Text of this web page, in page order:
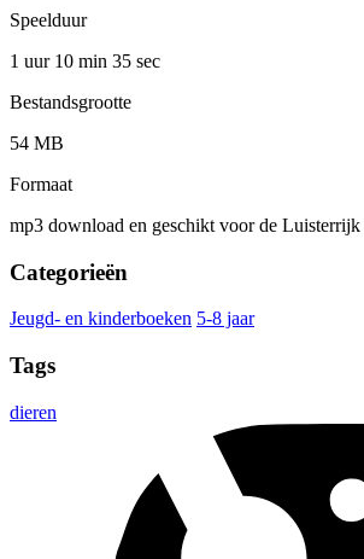
Speelduur
1 uur 10 min 35 sec
Bestandsgrootte
54 MB
Formaat
mp3 download en geschikt voor de Luisterrijk
Categorieën
Jeugd- en kinderboeken 5-8 jaar
Tags
dieren